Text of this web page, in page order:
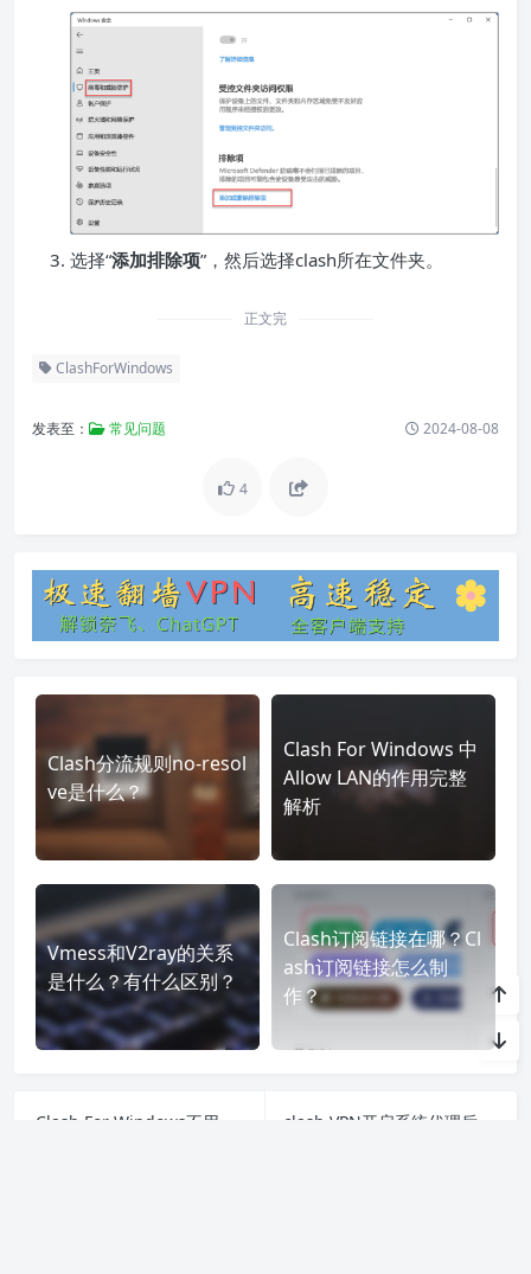
选择“添加排除项”，然后选择clash所在文件夹。
正文完
ClashForWindows
发表至： 常见问题 2024-08-08
4
Clash分流规则no-resol
ve是什么？
Clash For Windows 中
Allow LAN的作用完整
解析
Vmess和V2ray的关系
是什么？有什么区别？
Clash订阅链接在哪？Cl
ash订阅链接怎么制
作？